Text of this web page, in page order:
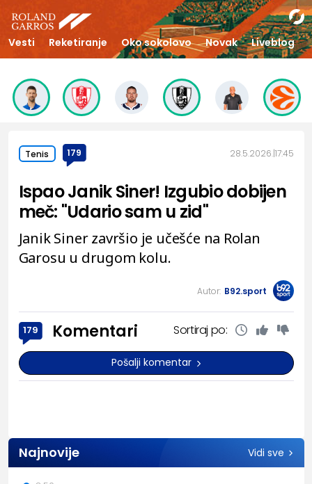
Vesti Reketiranje Oko sokolovo Novak Liveblog
Tenis 179 28.5.2026. 17:45
Ispao Janik Siner! Izgubio dobijen
meč: "Udario sam u zid"
Janik Siner završio je učešće na Rolan
Garosu u drugom kolu.
Autor: B92.sport
179 Komentari Sortiraj po:
Pošalji komentar
Najnovije Vidi sve